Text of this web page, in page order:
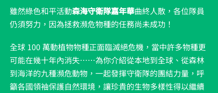
雖然綠色和平活動森海守衛隊嘉年華曲終人散，各位隊員
仍須努力，因為拯救瀕危物種的任務尚未成功！
全球 100 萬動植物物種正面臨滅絕危機，當中許多物種更
可能在幾十年內消失……為你介紹從本地到全球、從森林
到海洋的九種瀕危動物，一起發揮守衛隊的團結力量，呼
籲各國領袖保護自然環境，讓珍貴的生物多樣性得以繼續